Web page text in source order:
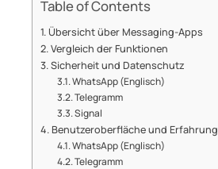
Table of Contents
Übersicht über Messaging-Apps
Vergleich der Funktionen
Sicherheit und Datenschutz
WhatsApp (Englisch)
Telegramm
Signal
Benutzeroberfläche und Erfahrung
WhatsApp (Englisch)
Telegramm